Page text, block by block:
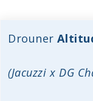
Drouner
(Jacuzzi x DG